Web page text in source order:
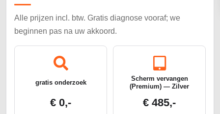
Alle prijzen incl. btw. Gratis diagnose vooraf; we
beginnen pas na uw akkoord.
gratis onderzoek
€ 0,-
Scherm vervangen
(Premium) — Zilver
€ 485,-